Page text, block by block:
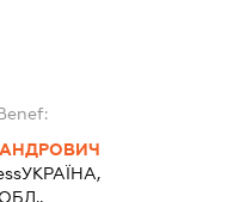
УКРАЇНА,